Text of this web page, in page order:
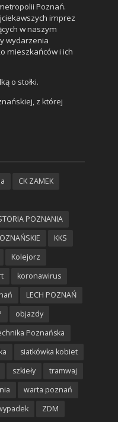
Poznań.
imprez
w naszym
wydarzenia
mieszkańców i ich
o stołki.
z której
CK ZAMEK
POZNANIA
KKS
Kolejorz
koronawirus
LECH POZNAŃ
objazdy
Poznańska
siatkówka kobiet
szkieły
tramwaj
warta poznań
ZDM